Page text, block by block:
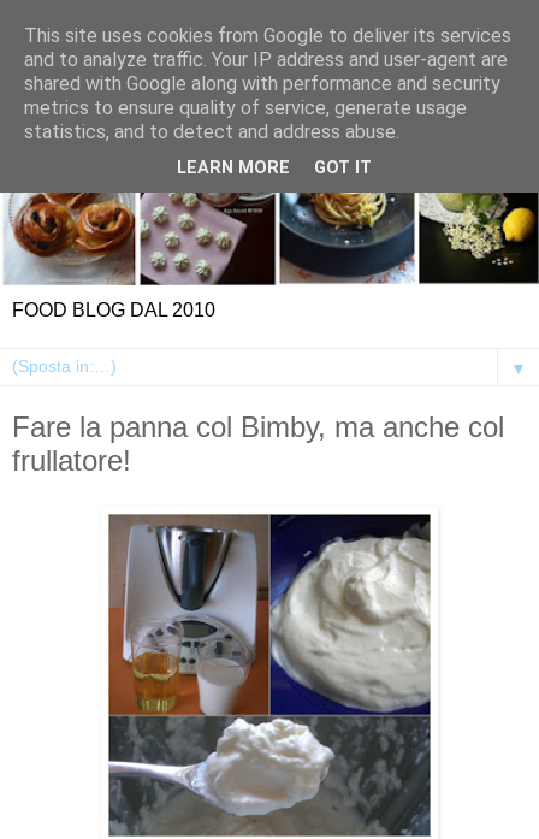
FOOD BLOG DAL 2010
▼
Fare la panna col Bimby, ma anche col
frullatore!
This site uses cookies from Google to deliver its services
and to analyze traffic. Your IP address and user-agent are
shared with Google along with performance and security
metrics to ensure quality of service, generate usage
statistics, and to detect and address abuse.
LEARN MORE GOT IT